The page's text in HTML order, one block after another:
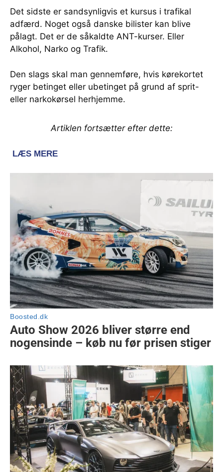
Det sidste er sandsynligvis et kursus i trafikal
adfærd. Noget også danske bilister kan blive
pålagt. Det er de såkaldte ANT-kurser. Eller
Alkohol, Narko og Trafik.
Den slags skal man gennemføre, hvis kørekortet
ryger betinget eller ubetinget på grund af sprit-
eller narkokørsel herhjemme.
Artiklen fortsætter efter dette: